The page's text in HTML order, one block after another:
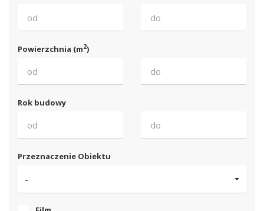
Powierzchnia (m2)
Rok budowy
Przeznaczenie Obiektu
-